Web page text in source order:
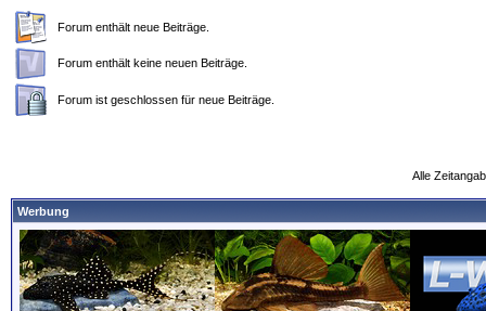
Forum enthält neue Beiträge.
Forum enthält keine neuen Beiträge.
Forum ist geschlossen für neue Beiträge.
Alle
Werbung